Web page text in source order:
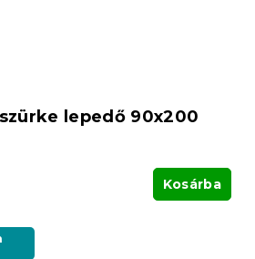
lepedő 90x200
Kosárba